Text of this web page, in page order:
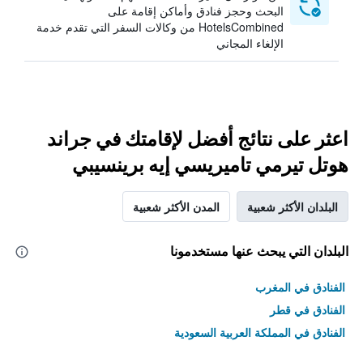
البحث وحجز فنادق وأماكن إقامة على
HotelsCombined من وكالات السفر التي تقدم خدمة
الإلغاء المجاني
اعثر على نتائج أفضل لإقامتك في جراند
هوتل تيرمي تاميريسي إيه برينسيبي
البلدان الأكثر شعبية المدن الأكثر شعبية
البلدان التي يبحث عنها مستخدمونا
الفنادق في المغرب
الفنادق في قطر
الفنادق في المملكة العربية السعودية